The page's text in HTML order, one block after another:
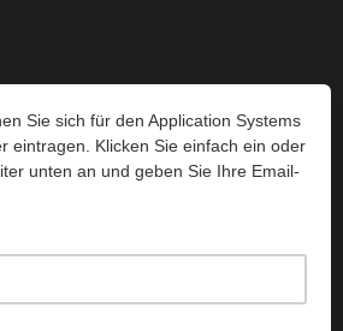
Sie sich für den Application Systems
eintragen. Klicken Sie einfach ein oder
unten an und geben Sie Ihre Email-